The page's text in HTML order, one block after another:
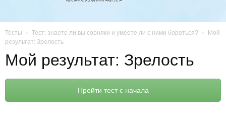
Тесты Тест: знаете ли вы сорняки и умеете ли с ними бороться?
Мой
результат: Зрелость
Мой результат: Зрелость
Пройти тест с начала